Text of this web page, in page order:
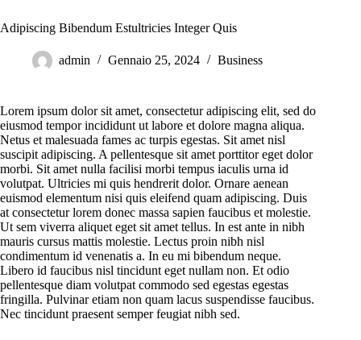
Adipiscing Bibendum Estultricies Integer Quis
admin Gennaio 25, 2024 Business
Lorem ipsum dolor sit amet, consectetur adipiscing elit, sed do
eiusmod tempor incididunt ut labore et dolore magna aliqua.
Netus et malesuada fames ac turpis egestas. Sit amet nisl
suscipit adipiscing. A pellentesque sit amet porttitor eget dolor
morbi. Sit amet nulla facilisi morbi tempus iaculis urna id
volutpat. Ultricies mi quis hendrerit dolor. Ornare aenean
euismod elementum nisi quis eleifend quam adipiscing. Duis
at consectetur lorem donec massa sapien faucibus et molestie.
Ut sem viverra aliquet eget sit amet tellus. In est ante in nibh
mauris cursus mattis molestie. Lectus proin nibh nisl
condimentum id venenatis a. In eu mi bibendum neque.
Libero id faucibus nisl tincidunt eget nullam non. Et odio
pellentesque diam volutpat commodo sed egestas egestas
fringilla. Pulvinar etiam non quam lacus suspendisse faucibus.
Nec tincidunt praesent semper feugiat nibh sed.